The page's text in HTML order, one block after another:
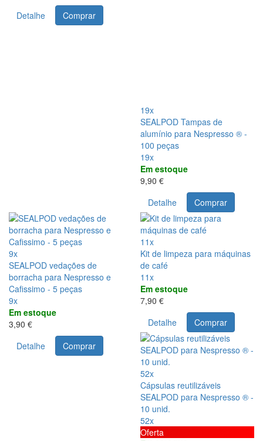
Detalhe
Comprar
19x
SEALPOD Tampas de
alumínio para Nespresso ® -
100 peças
19x
Em estoque
9,90 €
Detalhe
Comprar
9x
SEALPOD vedações de
borracha para Nespresso e
Cafissimo - 5 peças
9x
Em estoque
3,90 €
Detalhe
Comprar
11x
Kit de limpeza para máquinas
de café
11x
Em estoque
7,90 €
Detalhe
Comprar
52x
Cápsulas reutilizáveis
SEALPOD para Nespresso ® -
10 unid.
52x
Oferta